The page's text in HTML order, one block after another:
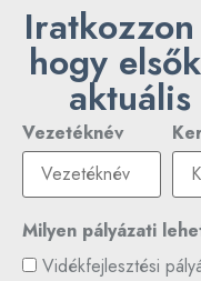
hogy
Vezetéknév
Milyen pályázati
Vidékfejlesztési